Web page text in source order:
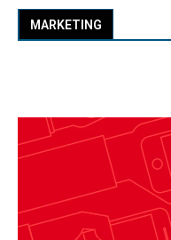
MARKETING